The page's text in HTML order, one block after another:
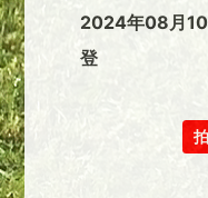
2024年08月
登